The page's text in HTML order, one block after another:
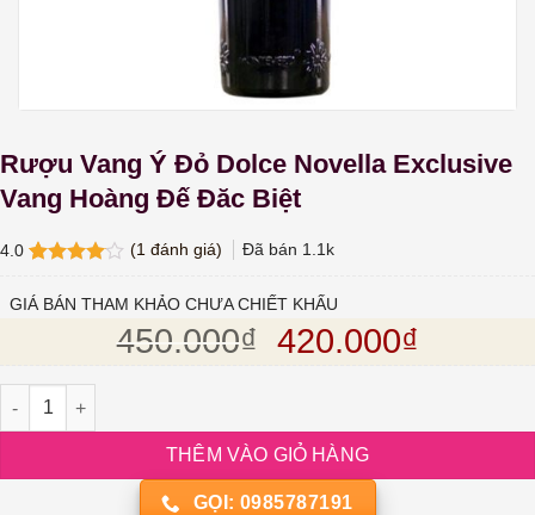
Rượu Vang Ý Đỏ Dolce Novella Exclusive
Vang Hoàng Đế Đăc Biệt
4.0
5 dựa
(1 đánh giá) Đã bán 1.1k
GIÁ BÁN THAM KHẢO CHƯA CHIẾT KHẤU
450.000₫ Giá gốc là:
420.000₫
Rượu Vang Ý Đỏ Dolce Novella Exclusive Vang Hoàng Đế Đăc
THÊM VÀO GIỎ HÀNG
GỌI: 0985787191